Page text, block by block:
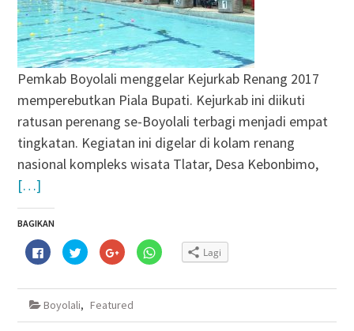
Pemkab Boyolali menggelar Kejurkab Renang 2017
memperebutkan Piala Bupati. Kejurkab ini diikuti
ratusan perenang se-Boyolali terbagi menjadi empat
tingkatan. Kegiatan ini digelar di kolam renang
nasional kompleks wisata Tlatar, Desa Kebonbimo,
[…]
BAGIKAN
Klik
untuk
membagikan
Facebook(Membuka
jendela
yang
baru)
Klik
untuk
berbagi
Twitter(Membuka
jendela
baru)
Klik
untuk
berbagi
Google+
di
yang
Klik
untuk
WhatsApp(Membuka
baru)
Lagi
Boyolali, Featured